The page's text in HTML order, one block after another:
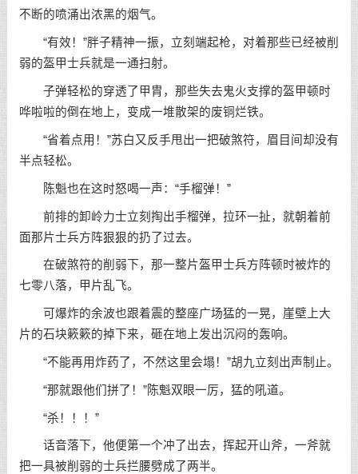
不断的喷涌出浓黑的烟气。
“有效！”胖子精神一振，立刻端起枪，对着那些已经被削
弱的盔甲士兵就是一通扫射。
子弹轻松的穿透了甲胄，那些失去鬼火支撑的盔甲顿时
哗啦啦的倒在地上，变成一堆散架的废铜烂铁。
“省着点用！”苏白又反手甩出一把破煞符，眉目间却没有
半点轻松。
陈魁也在这时怒喝一声：“手榴弹！”
前排的卸岭力士立刻掏出手榴弹，拉环一扯，就朝着前
面那片士兵方阵狠狠的扔了过去。
在破煞符的削弱下，那一整片盔甲士兵方阵顿时被炸的
七零八落，甲片乱飞。
可爆炸的余波也跟着震的整座广场猛的一晃，崖壁上大
片的石块簌簌的掉下来，砸在地上发出沉闷的轰响。
“不能再用炸药了，不然这里会塌！”胡九立刻出声制止。
“那就跟他们拼了！”陈魁双眼一厉，猛的吼道。
“杀！！！”
话音落下，他便第一个冲了出去，挥起开山斧，一斧就
把一具被削弱的士兵拦腰劈成了两半。